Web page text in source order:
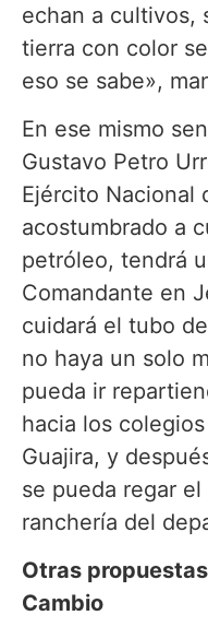
echan a cultivos,
tierra con color
eso se sabe»,
En ese mismo
Gustavo Petro
Ejército Nacional
acostumbrado a
petróleo, tendrá
Comandante en
cuidará el tubo
no haya un solo
pueda ir
hacia los
Guajira, y
se pueda regar
ranchería del
Otras
Cambio